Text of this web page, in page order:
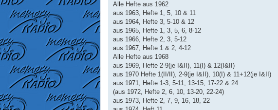
Alle Hefte aus 1962
aus 1963, Hefte 1, 5, 10 & 11
aus 1964, Hefte 3, 5-10 & 12
aus 1965, Hefte 1, 3, 5, 6, 8-12
aus 1966, Hefte 2, 3, 5-12
aus 1967, Hefte 1 & 2, 4-12
Alle Hefte aus 1968
aus 1969, Hefte 2-9(je I&II), 11(I) & 12(I&II)
aus 1970 Hefte 1(II/II), 2-9(je I&II), 10(I) & 11+12(je I&II)
aus 1971, Hefte 1-3, 5-11, 13-15, 17-22 & 24
(aus 1972, Hefte 2, 6, 10, 13-20, 22-24)
aus 1973, Hefte 2, 7, 9, 16, 18, 22